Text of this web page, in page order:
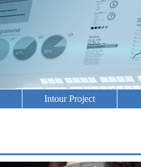
Intour Project